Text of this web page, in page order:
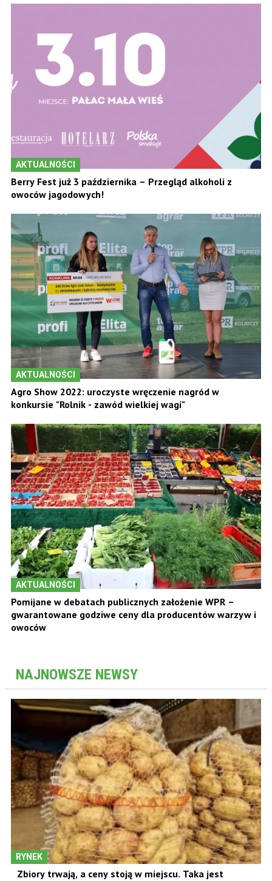
AKTUALNOŚCI
Berry Fest już 3 października – Przegląd alkoholi z
owoców jagodowych!
AKTUALNOŚCI
Agro Show 2022: uroczyste wręczenie nagród w
konkursie "Rolnik - zawód wielkiej wagi"
AKTUALNOŚCI
Pomijane w debatach publicznych założenie WPR –
gwarantowane godziwe ceny dla producentów warzyw i
owoców
NAJNOWSZE NEWSY
RYNEK
Zbiory trwają, a ceny stoją w miejscu. Taka jest